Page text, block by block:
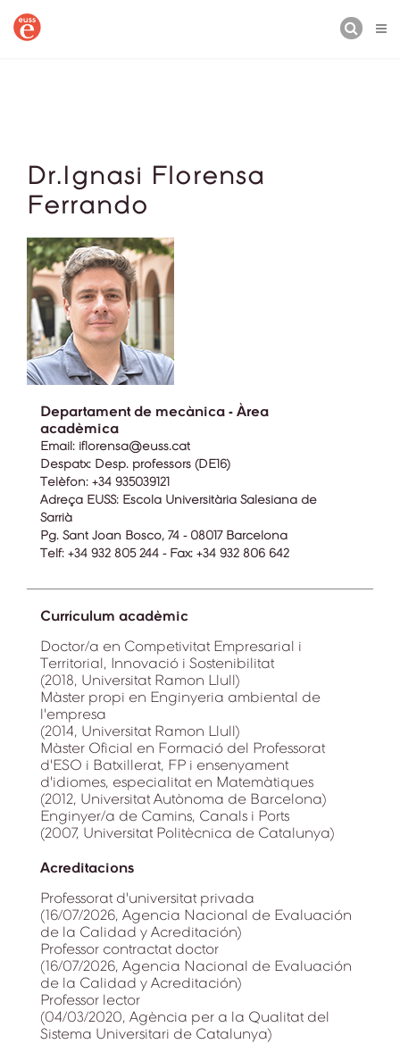
Dr.Ignasi Florensa
Ferrando
Departament de mecànica - Àrea
acadèmica
Email: iflorensa@euss.cat
Despatx: Desp. professors (DE16)
Telèfon: +34 935039121
Adreça EUSS: Escola Universitària Salesiana de
Sarrià
Pg. Sant Joan Bosco, 74 - 08017 Barcelona
Telf: +34 932 805 244 - Fax: +34 932 806 642
Currículum acadèmic
Doctor/a en Competivitat Empresarial i
Territorial, Innovació i Sostenibilitat
(2018, Universitat Ramon Llull)
Màster propi en Enginyeria ambiental de
l'empresa
(2014, Universitat Ramon Llull)
Màster Oficial en Formació del Professorat
d'ESO i Batxillerat, FP i ensenyament
d'idiomes, especialitat en Matemàtiques
(2012, Universitat Autònoma de Barcelona)
Enginyer/a de Camins, Canals i Ports
(2007, Universitat Politècnica de Catalunya)
Acreditacions
Professorat d'universitat privada
(16/07/2026, Agencia Nacional de Evaluación
de la Calidad y Acreditación)
Professor contractat doctor
(16/07/2026, Agencia Nacional de Evaluación
de la Calidad y Acreditación)
Professor lector
(04/03/2020, Agència per a la Qualitat del
Sistema Universitari de Catalunya)